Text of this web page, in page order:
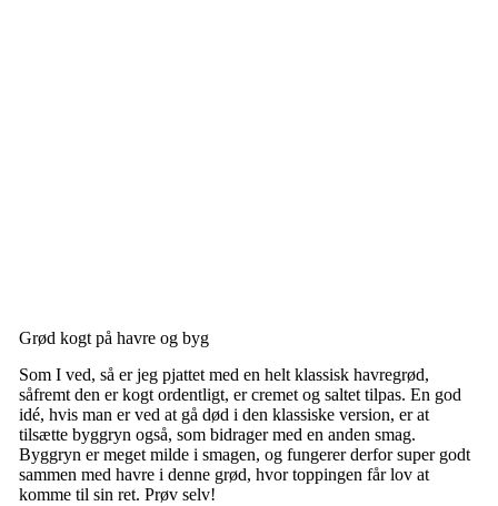
Grød kogt på havre og byg
Som I ved, så er jeg pjattet med en helt klassisk havregrød,
såfremt den er kogt ordentligt, er cremet og saltet tilpas. En god
idé, hvis man er ved at gå død i den klassiske version, er at
tilsætte byggryn også, som bidrager med en anden smag.
Byggryn er meget milde i smagen, og fungerer derfor super godt
sammen med havre i denne grød, hvor toppingen får lov at
komme til sin ret. Prøv selv!